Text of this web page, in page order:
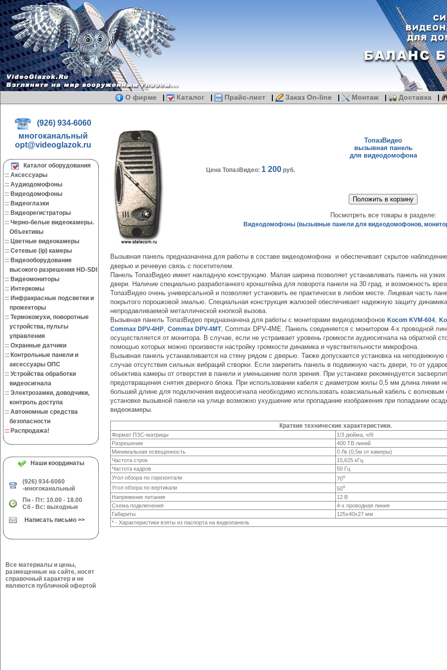
О фирме | Каталог | Прайс-лист | Заказ On-line | Монтаж | Доставка |
(926) 934-6060
многоканальный
opt@videoglazok.ru
Каталог оборудования
:: Аксессуары
:: Аудиодомофоны
:: Видеодомофоны
:: Видеоглазки
:: Видеорегистраторы
:: Черно-белые видеокамеры.
Объективы
:: Цветные видеокамеры
:: Сетевые (ip) камеры
:: Видеооборудование
высокого разрешения HD-SDI
:: Видеомониторы
:: Интеркомы
:: Инфракрасные подсветки и
прожекторы
:: Термокожухи, поворотные
устройства, пульты
управления
:: Охранные датчики
:: Контрольные панели и
аксессуары ОПС
:: Устройства обработки
видеосигнала
:: Электрозамки, доводчики,
контроль доступа
:: Автономные средства
безопасности
:: Распродажа!
Наши координаты
(926) 934-6060
-многоканальный
Пн - Пт: 10.00 - 18.00
Сб - Вс: выходные
Написать письмо >>
Все материалы и цены,
размещенные на сайте, носят
справочный характер и не
являются публичной офертой
ТопазВидео
вызывная панель
для видеодомофона
Цена ТопазВидео: 1 200 руб.
Посмотреть все товары в разделе:
Видеодомофоны (вызывные панели для видеодомофонов,
Вызывная панель предназначена для работы в составе видеодомофона и обеспечивает скрытое
дверью и речевую связь с посетителем.
Панель ТопазВидео имеет накладную конструкцию. Малая ширина позволяет устанавливать панель на
двери. Наличие специально разработанного кронштейна для поворота панели на 30 град. и возможность
ТопазВидео очень универсальной и позволяет установить ее практически в любом месте. Лицевая часть
покрытого порошковой эмалью. Специальная конструкция жалюзей обеспечивает надежную защиту
непродавливаемой металлической кнопкой вызова.
Вызывная панель ТопазВидео предназначена для работы с мониторами видеодомофонов Kocom KVM-604,
Commax DPV-4HP, Commax DPV-4MТ, Commax DPV-4МЕ. Панель соединяется с монитором 4-х проводной
осуществляется от монитора. В случае, если не устраивает уровень громкости аудиосигнала на обратной
помощью которых можно произвести настройку громкости динамика и чувствительности микрофона.
Вызывная панель устанавливается на стену рядом с дверью. Также допускается установка на неподвижную
случае отсутствия сильных вибраций створки. Если закрепить панель в подвижную часть двери, то от
объектива камеры от отверстия в панели и уменьшение поля зрения. При установке рекомендуется
предотвращения снятия дверного блока. При использовании кабеля с диаметром жилы 0,5 мм длина линии
большей длине для подключения видеосигнала необходимо использовать коаксиальный кабель с
установке вызывной панели на улице возможно ухудшение или пропадание изображения при попадании
видеокамеры.
Краткие технические характеристики.
Формат ПЗС-матрицы
1/3 дюйма, ч/б
Разрешение
400 ТВ линий
Минимальная освещенность
0 Лк (0,5м от камеры)
Частота строк
15,625 кГц
Частота кадров
50 Гц
Угол обзора по горизонтали
70о
Угол обзора по вертикали 50о
Напряжение питания
12 В
Схема подключения
4-х проводная линия
Габариты
125х40х27 мм
* - Характеристики взяты из паспорта на видеопанель